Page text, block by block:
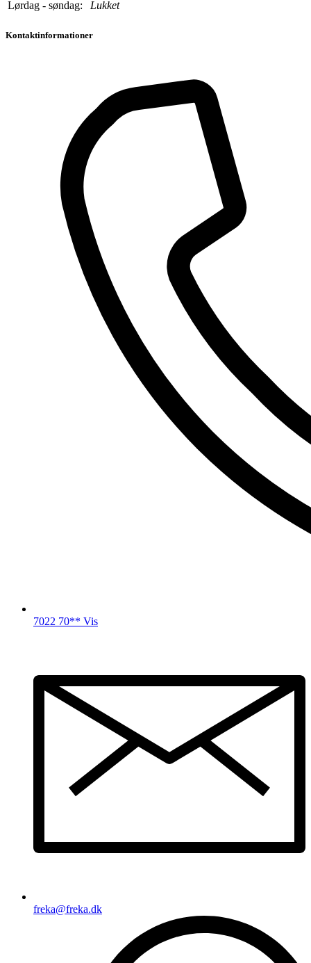
Lørdag - søndag: Lukket
Kontaktinformationer
7022 70** Vis
freka@freka.dk